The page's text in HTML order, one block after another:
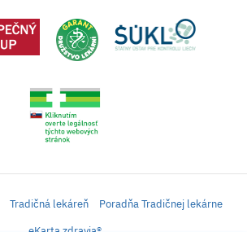
Tradičná lekáreň
Poradňa Tradičnej lekárne